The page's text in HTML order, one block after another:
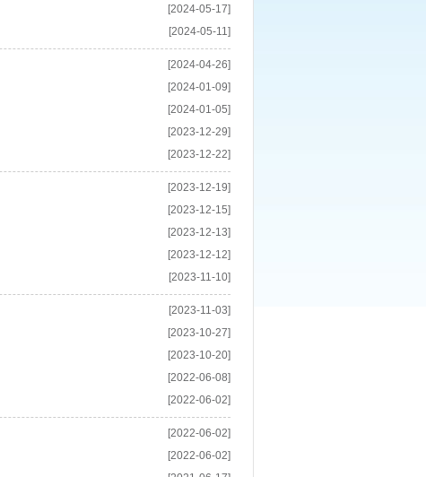
[2024-05-17]
[2024-05-11]
[2024-04-26]
[2024-01-09]
[2024-01-05]
[2023-12-29]
[2023-12-22]
[2023-12-19]
[2023-12-15]
[2023-12-13]
[2023-12-12]
[2023-11-10]
[2023-11-03]
[2023-10-27]
[2023-10-20]
[2022-06-08]
[2022-06-02]
[2022-06-02]
[2022-06-02]